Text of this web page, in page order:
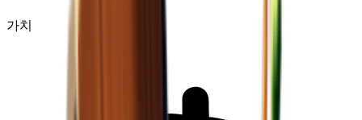
가치